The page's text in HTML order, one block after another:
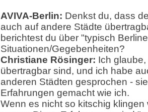
AVIVA-Berlin: Denkst du, dass
auch auf andere Städte
berichtest du über "typisch
Situationen/Gegebenheiten?
Christiane Rösinger: Ich
übertragbar sind, und ich habe
anderen Städten gesprochen -
Erfahrungen gemacht wie ich.
Wenn es nicht so kitschig